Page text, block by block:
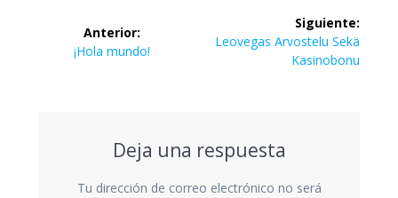
Anterior:
¡Hola mundo!
Siguiente:
Leovegas Arvostelu Sekä
Kasinobonu
Deja una respuesta
Tu dirección de correo electrónico no será